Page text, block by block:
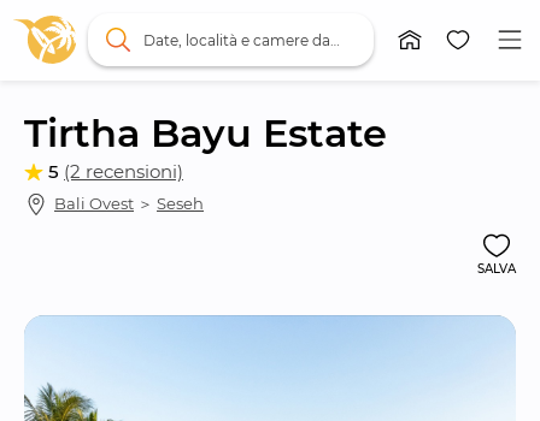
Tirtha Bayu Estate
5 (2 recensioni)
Bali Ovest ＞ Seseh
SALVA